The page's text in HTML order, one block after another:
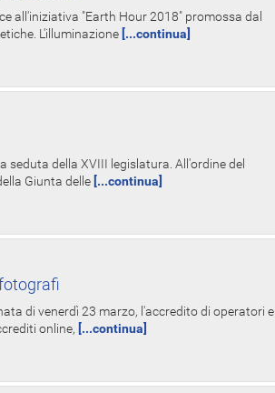
all'iniziativa "Earth Hour 2018" promossa dal
L'illuminazione [...continua]
seduta della XVIII legislatura. All'ordine del
Giunta delle [...continua]
di venerdì 23 marzo, l'accredito di operatori e
online, [...continua]